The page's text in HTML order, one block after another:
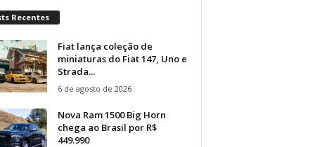
Recentes
Fiat lança coleção de
miniaturas do Fiat 147, Uno e
Strada...
6 de agosto de 2026
Nova Ram 1500 Big Horn
chega ao Brasil por R$
449.990